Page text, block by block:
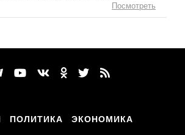
Посмотреть
ПОЛИТИКА ЭКОНОМИКА